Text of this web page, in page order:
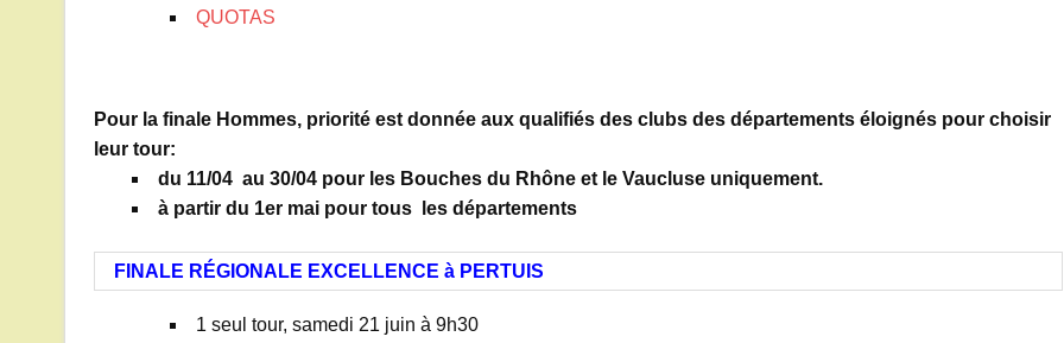
QUOTAS
Pour la finale Hommes, priorité est donnée aux qualifiés des clubs des départements éloignés pour choisir
leur tour:
du 11/04 au 30/04 pour les Bouches du Rhône et le Vaucluse uniquement.
à partir du 1er mai pour tous les départements
FINALE RÉGIONALE EXCELLENCE à PERTUIS
1 seul tour, samedi 21 juin à 9h30